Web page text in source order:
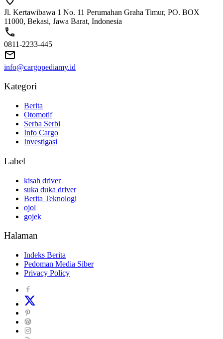
Jl. Kertawibawa 1 No. 11 Perumahan Graha Timur, PO. BOX
11000, Bekasi, Jawa Barat, Indonesia
0811-2233-445
info@cargopediamy.id
Kategori
Berita
Otomotif
Serba Serbi
Info Cargo
Investigasi
Label
kisah driver
suka duka driver
Berita Teknologi
ojol
gojek
Halaman
Indeks Berita
Pedoman Media Siber
Privacy Policy